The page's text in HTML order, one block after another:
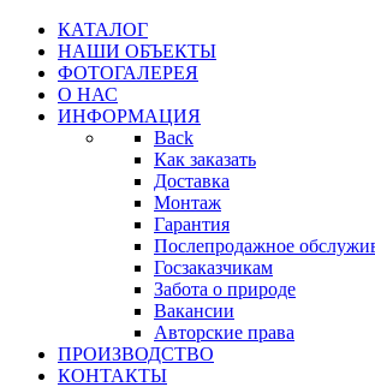
КАТАЛОГ
НАШИ ОБЪЕКТЫ
ФОТОГАЛЕРЕЯ
О НАС
ИНФОРМАЦИЯ
Back
Как заказать
Доставка
Монтаж
Гарантия
Послепродажное
Госзаказчикам
Забота о природе
Вакансии
Авторские права
ПРОИЗВОДСТВО
КОНТАКТЫ